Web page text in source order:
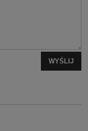
WYŚLIJ